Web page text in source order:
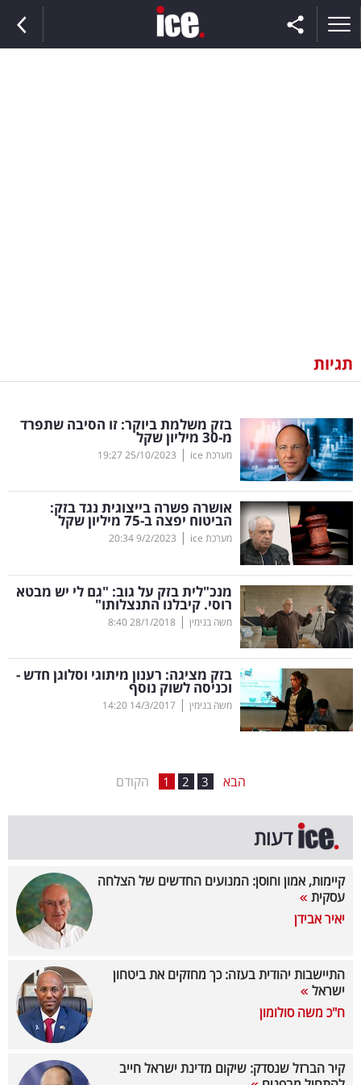
וצרכנות
דיגיטל
וטק
שיווק
ופרסום
משפט
מדדים
ומחקרים
דעות
רכילות
עסקית
טלוויזיה
עסקי
ספורט
מינויים
רכב
תגיות
בזק משלמת ביוקר: זו הסיבה שתפרד
מ-30 מיליון שקל
מערכת ice |
25/10/2023
19:27
אושרה פשרה בייצוגית נגד בזק:
הביטוח יפצה ב-75 מיליון שקל
מערכת ice |
9/2/2023
20:34
מנכ"לית בזק על גוב: "גם לי יש מבטא
רוסי. קיבלנו התנצלותו"
משה בנימין |
28/1/2018
8:40
בזק מציגה: רענון מיתוגי וסלוגן חדש -
וכניסה לשוק נוסף
משה בנימין |
14/3/2017
14:20
הקודם 1 2 3 הבא
דעות
קיימות, אמון וחוסן: המנועים החדשים של הצלחה
עסקית
יאיר אבידן
התיישבות יהודית בעזה: כך מחזקים את ביטחון
ישראל
ח"כ משה סולומון
קיר הברזל שנסדק: שיקום מדינת ישראל חייב